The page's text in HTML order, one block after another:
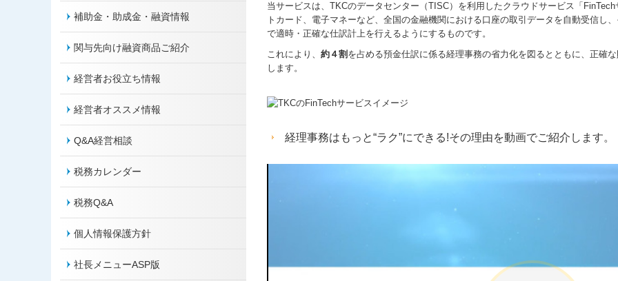
補助金・助成金・融資情報
関与先向け融資商品ご紹介
経営者お役立ち情報
経営者オススメ情報
Q&A経営相談
税務カレンダー
税務Q&A
個人情報保護方針
社長メニューASP版
当サービスは、TKCのデータセンター（TISC）を利用したクラウドサービス「
トカード、電子マネーなど、全国の金融機関における口座の取引データを自動受信し
で適時・正確な仕訳計上を行えるようにするものです。
これにより、 約４割 を占める預金仕訳に係る経理事務の省力化を図るとともに、正確
します。
経理事務はもっと“ラク”にできる!その理由を動画でご紹介します。